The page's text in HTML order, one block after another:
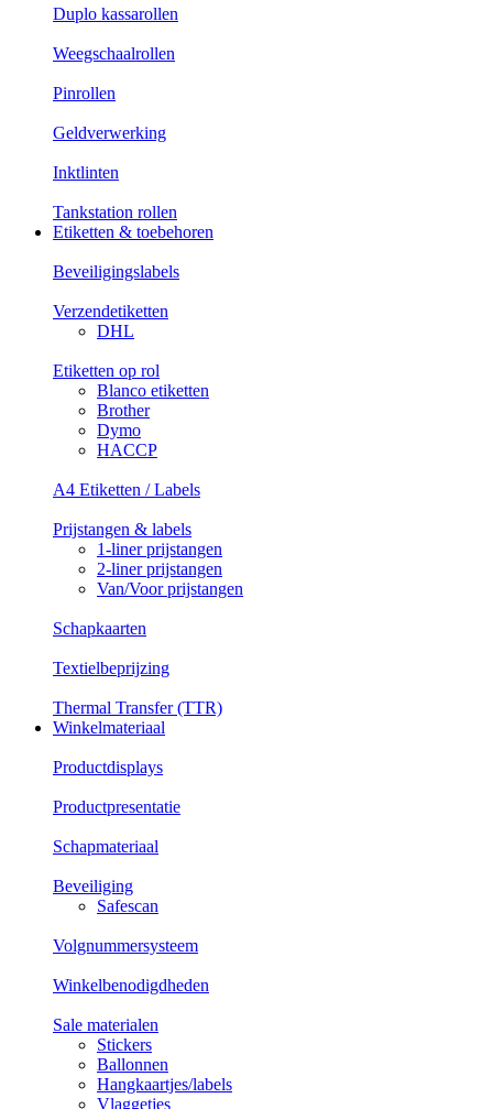
Duplo kassarollen
Weegschaalrollen
Pinrollen
Geldverwerking
Inktlinten
Tankstation rollen
Etiketten & toebehoren
Beveiligingslabels
Verzendetiketten
DHL
Etiketten op rol
Blanco etiketten
Brother
Dymo
HACCP
A4 Etiketten / Labels
Prijstangen & labels
1-liner prijstangen
2-liner prijstangen
Van/Voor prijstangen
Schapkaarten
Textielbeprijzing
Thermal Transfer (TTR)
Winkelmateriaal
Productdisplays
Productpresentatie
Schapmateriaal
Beveiliging
Safescan
Volgnummersysteem
Winkelbenodigdheden
Sale materialen
Stickers
Ballonnen
Hangkaartjes/labels
Vlaggetjes